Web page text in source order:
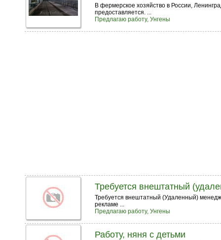
В фермерское хозяйство в России,
предоставляется. ...
Предлагаю работу, Унгены
Требуется внештатный
Требуется внештатный (Удаленный)
рекламе ...
Предлагаю работу, Унгены
Работу, няня с детьми